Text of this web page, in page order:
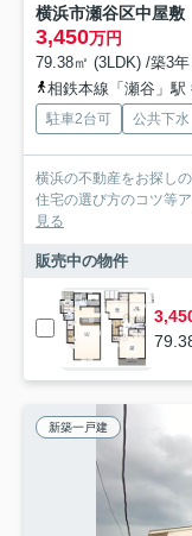
横浜市瀬谷区中屋
3,450万円
79.38㎡ (3LDK) /築3
相鉄本線「瀬谷」駅
駐車2台可 公共下水
横浜の不動産をお探し
住宅の選び方のコツ等
見る
販売中の物件
新築一戸建